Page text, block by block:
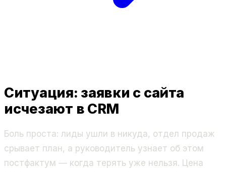
Ситуация: заявки с сайта
исчезают в CRM
Боль проста: лиды ушли в никуда, отдел продаж
срывает план, а руководитель узнает об этом
постфактум — когда терять уже нельзя. Цена